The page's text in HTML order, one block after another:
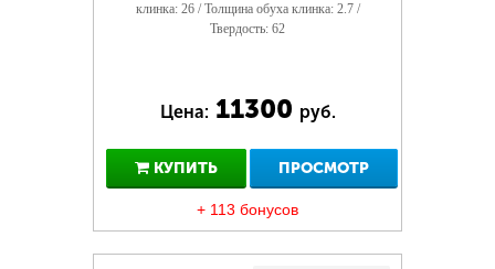
клинка: 26 / Толщина обуха клинка: 2.7 /
Твердость: 62
Цена: 11300 руб.
КУПИТЬ ПРОСМОТР
+ 113 бонусов